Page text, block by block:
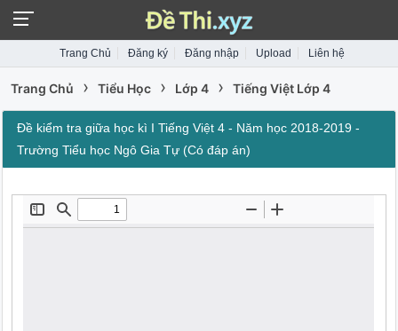
Trang Chủ Đăng ký Đăng nhập Upload Liên hệ
Trang Chủ › Tiểu Học › Lớp 4 › Tiếng Việt Lớp 4
Đề kiểm tra giữa học kì I Tiếng Việt 4 - Năm học 2018-2019 -
Trường Tiểu học Ngô Gia Tự (Có đáp án)